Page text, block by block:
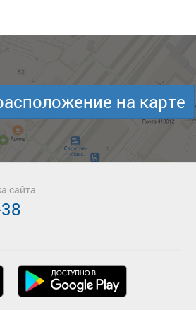
на карте
сайта